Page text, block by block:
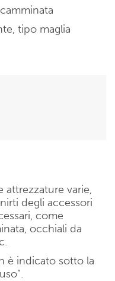
tipo maglia
attrezzature varie,
degli accessori
come
occhiali da
è indicato sotto la